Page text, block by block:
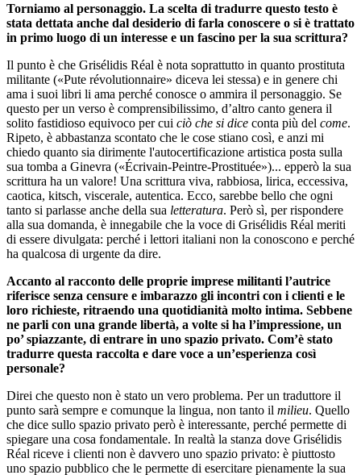
Torniamo al personaggio. La scelta di tradurre questo testo è
stata dettata anche dal desiderio di farla conoscere o si è trattato
in primo luogo di un interesse e un fascino per la sua scrittura?
Il punto è che Grisélidis Réal è nota soprattutto in quanto prostituta
militante («Pute révolutionnaire» diceva lei stessa) e in genere chi
ama i suoi libri li ama perché conosce o ammira il personaggio. Se
questo per un verso è comprensibilissimo, d’altro canto genera il
solito fastidioso equivoco per cui ciò che si dice conta più del come.
Ripeto, è abbastanza scontato che le cose stiano così, e anzi mi
chiedo quanto sia dirimente l'autocertificazione artistica posta sulla
sua tomba a Ginevra («Écrivain-Peintre-Prostituée»)... epperò la sua
scrittura ha un valore! Una scrittura viva, rabbiosa, lirica, eccessiva,
caotica, kitsch, viscerale, autentica. Ecco, sarebbe bello che ogni
tanto si parlasse anche della sua letteratura. Però sì, per rispondere
alla sua domanda, è innegabile che la voce di Grisélidis Réal meriti
di essere divulgata: perché i lettori italiani non la conoscono e perché
ha qualcosa di urgente da dire.
Accanto al racconto delle proprie imprese militanti l’autrice
riferisce senza censure e imbarazzo gli incontri con i clienti e le
loro richieste, ritraendo una quotidianità molto intima. Sebbene
ne parli con una grande libertà, a volte si ha l’impressione, un
po’ spiazzante, di entrare in uno spazio privato. Com’è stato
tradurre questa raccolta e dare voce a un’esperienza così
personale?
Direi che questo non è stato un vero problema. Per un traduttore il
punto sarà sempre e comunque la lingua, non tanto il milieu. Quello
che dice sullo spazio privato però è interessante, perché permette di
spiegare una cosa fondamentale. In realtà la stanza dove Grisélidis
Réal riceve i clienti non è davvero uno spazio privato: è piuttosto
uno spazio pubblico che le permette di esercitare pienamente la sua